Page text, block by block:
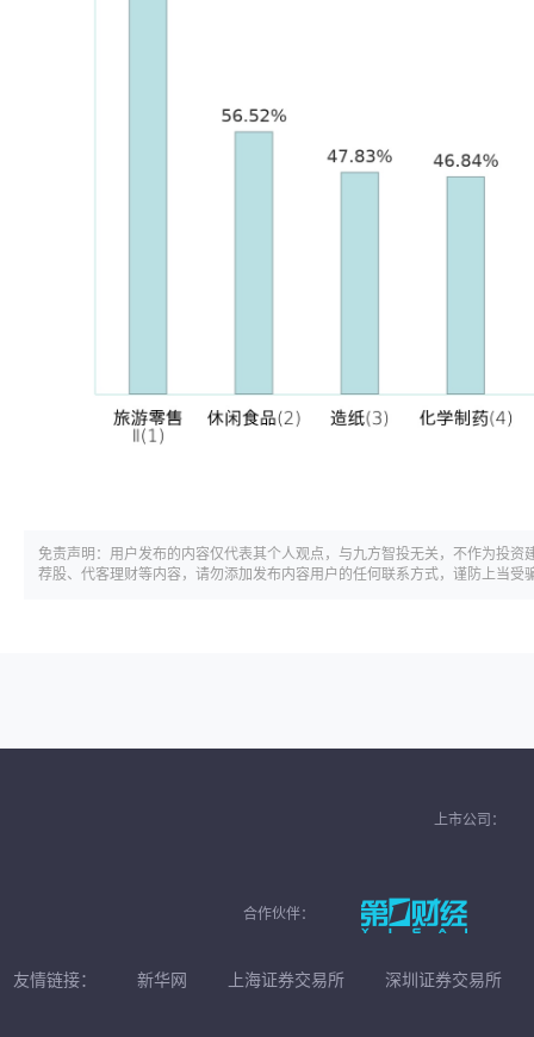
免责声明：用户发布的内容仅代表其个人观点，与九方智投无关，不作为投
荐股、代客理财等内容，请勿添加发布内容用户的任何联系方式，谨防上当受
上市公司：
合作伙伴：
友情链接： 新华网 上海证券交易所 深圳证券交易所